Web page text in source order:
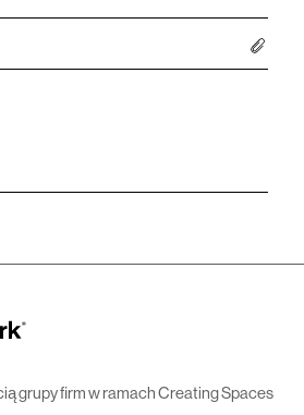
grupy firm w ramach Creating Spaces